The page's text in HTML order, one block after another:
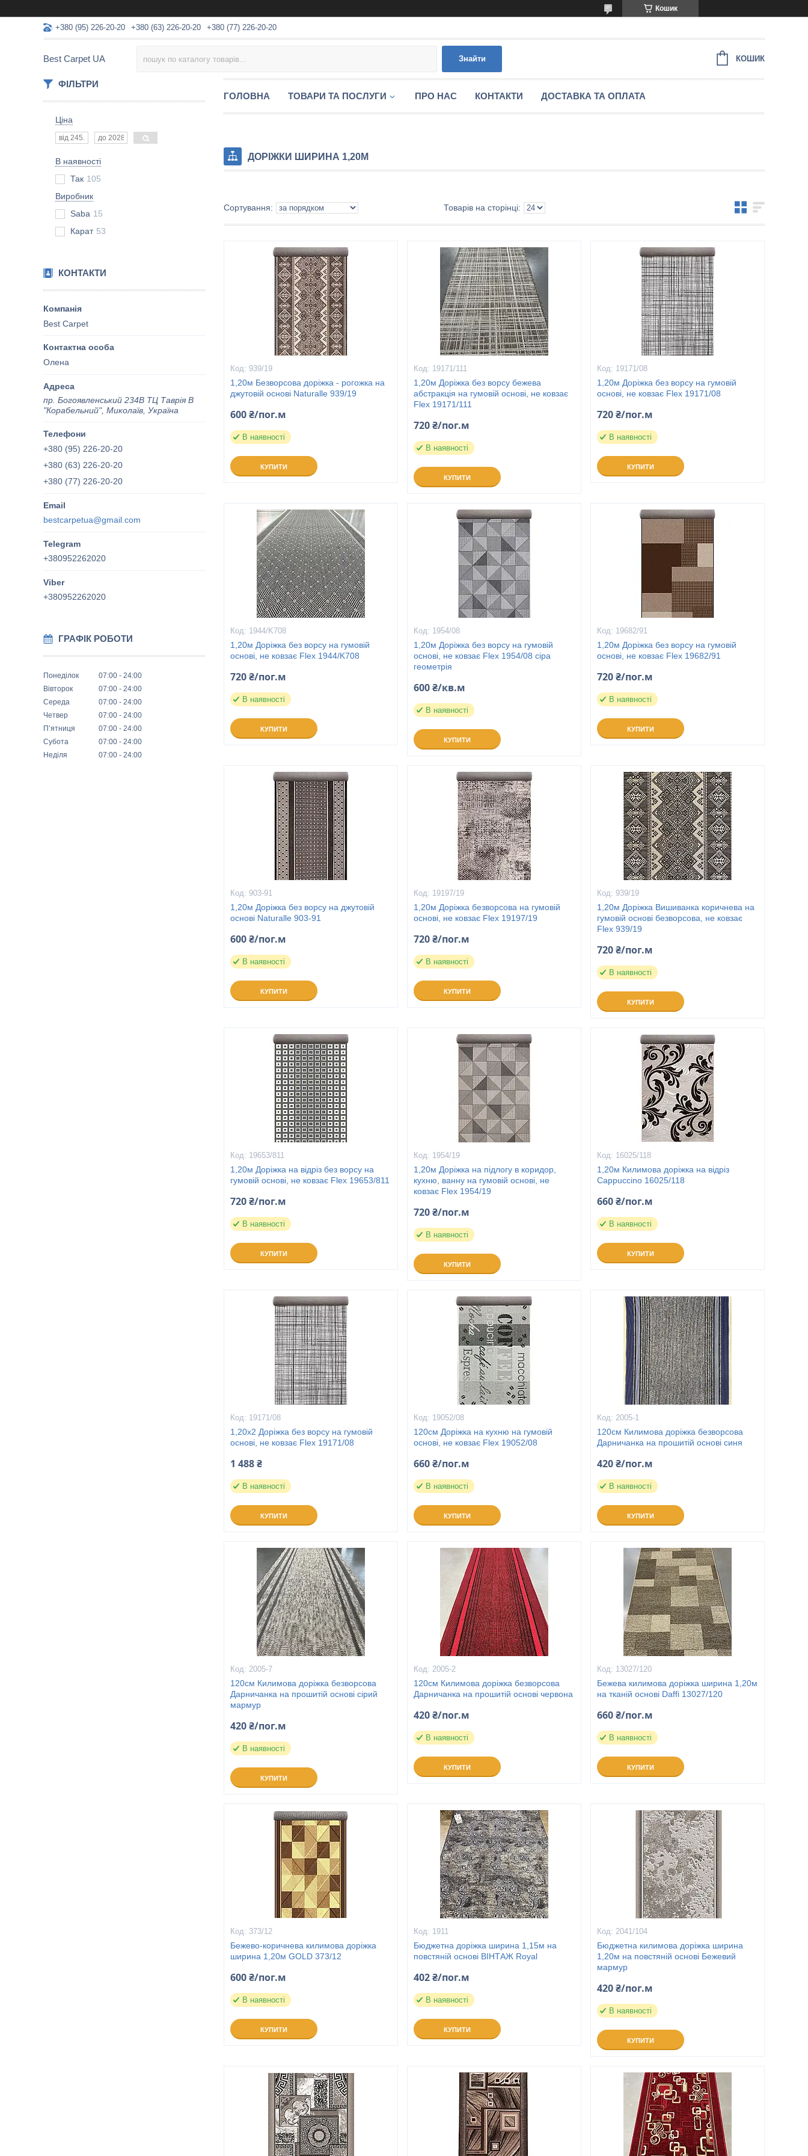
Кошик
+380 (95) 226-20-20 +380 (63) 226-20-20 +380 (77) 226-20-20
Best Carpet UA Знайти КОШИК
ФІЛЬТРИ
Ціна
В наявності
Так 105
Виробник
Saba 15
Карат 53
КОНТАКТИ
Best Carpet
Олена
пр. Богоявленський 234В ТЦ Таврія В
"Корабельний", Миколаїв, Україна
+380 (95) 226-20-20
+380 (63) 226-20-20
+380 (77) 226-20-20
bestcarpetua@gmail.com
+380952262020
+380952262020
ГРАФІК РОБОТИ
Понеділок 07:00
24:00
Вівторок
07:00
24:00
Середа
07:00
24:00
Четвер
07:00
24:00
Пʼятниця
07:00
24:00
Субота
07:00
24:00
Неділя
07:00 24:00
ГОЛОВНА ТОВАРИ ТА ПОСЛУГИ ПРО НАС КОНТАКТИ ДОСТАВКА ТА ОПЛАТА
ДОРІЖКИ ШИРИНА 1,20М
939/19
1,20м Безворсова доріжка - рогожка на
джутовій основі Naturalle 939/19
600 ₴/пог.м
В наявності
КУПИТИ
19171/111
1,20м Доріжка без ворсу бежева
абстракція на гумовій основі, не ковзає
Flex 19171/111
720 ₴/пог.м
В наявності
КУПИТИ
19171/08
1,20м Доріжка без ворсу на гумовій
основі, не ковзає Flex 19171/08
720 ₴/пог.м
В наявності
КУПИТИ
1944/K708
1,20м Доріжка без ворсу на гумовій
основі, не ковзає Flex 1944/K708
720 ₴/пог.м
В наявності
КУПИТИ
1954/08
1,20м Доріжка без ворсу на гумовій
основі, не ковзає Flex 1954/08 сіра
геометрія
600 ₴/кв.м
В наявності
КУПИТИ
19682/91
1,20м Доріжка без ворсу на гумовій
основі, не ковзає Flex 19682/91
720 ₴/пог.м
В наявності
КУПИТИ
903-91
1,20м Доріжка без ворсу на джутовій
основі Naturalle 903-91
600 ₴/пог.м
В наявності
КУПИТИ
19197/19
1,20м Доріжка безворсова на гумовій
основі, не ковзає Flex 19197/19
720 ₴/пог.м
В наявності
КУПИТИ
939/19
1,20м Доріжка Вишиванка коричнева на
гумовій основі безворсова, не ковзає
Flex 939/19
720 ₴/пог.м
В наявності
КУПИТИ
19653/811
1,20м Доріжка на відріз без ворсу на
гумовій основі, не ковзає Flex 19653/811
720 ₴/пог.м
В наявності
КУПИТИ
1954/19
1,20м Доріжка на підлогу в коридор,
кухню, ванну на гумовій основі, не
ковзає Flex 1954/19
720 ₴/пог.м
В наявності
КУПИТИ
16025/118
1,20м Килимова доріжка на відріз
Cappuccino 16025/118
660 ₴/пог.м
В наявності
КУПИТИ
19171/08
1,20х2 Доріжка без ворсу на гумовій
основі, не ковзає Flex 19171/08
1 488 ₴
В наявності
КУПИТИ
19052/08
120см Доріжка на кухню на гумовій
основі, не ковзає Flex 19052/08
660 ₴/пог.м
В наявності
КУПИТИ
2005-1
120см Килимова доріжка безворсова
Дарничанка на прошитій основі синя
420 ₴/пог.м
В наявності
КУПИТИ
2005-7
120см Килимова доріжка безворсова
Дарничанка на прошитій основі сірий
мармур
420 ₴/пог.м
В наявності
КУПИТИ
2005-2
120см Килимова доріжка безворсова
Дарничанка на прошитій основі червона
420 ₴/пог.м
В наявності
КУПИТИ
13027/120
Бежева килимова доріжка ширина 1,20м
на тканій основі Daffi 13027/120
660 ₴/пог.м
В наявності
КУПИТИ
373/12
Бежево-коричнева килимова доріжка
ширина 1,20м GOLD 373/12
600 ₴/пог.м
В наявності
КУПИТИ
1911
Бюджетна доріжка ширина 1,15м на
повстяній основі ВІНТАЖ Royal
402 ₴/пог.м
В наявності
КУПИТИ
2041/104
Бюджетна килимова доріжка ширина
1,20м на повстяній основі Бежевий
мармур
420 ₴/пог.м
В наявності
КУПИТИ